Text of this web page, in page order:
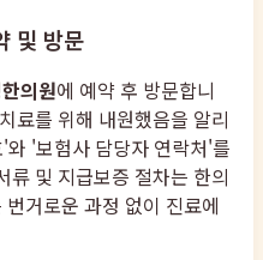
및 방문
의원에 예약 후 방문합니
료를 위해 내원했음을 알리
'보험사 담당자 연락처'를
류 및 지급보증 절차는 한의
거로운 과정 없이 진료에